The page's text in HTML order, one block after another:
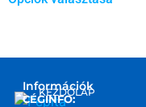
Információk
CÉGINFO:
KEZDŐLAP